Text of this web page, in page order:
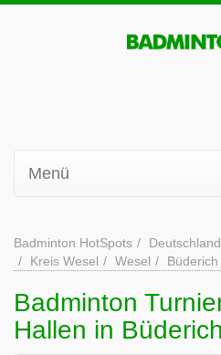
Menü
Badminton HotSpots Deutschland
Kreis Wesel
Wesel Büderich
Badminton
Hallen in Büderich